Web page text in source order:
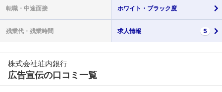
転職・ 中途面接 ホワイト・ ブラック度
残業代・ 残業時間 求人情報 5
株式会社荘内銀行
広告宣伝の口コミ一覧